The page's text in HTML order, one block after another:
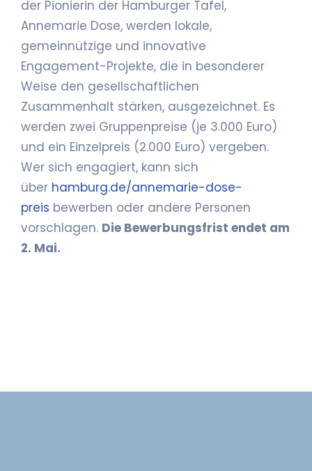
der Pionierin der Hamburger Tafel,
Annemarie Dose, werden lokale,
gemeinnützige und innovative
Engagement-Projekte, die in besonderer
Weise den gesellschaftlichen
Zusammenhalt stärken, ausgezeichnet. Es
werden zwei Gruppenpreise (je 3.000 Euro)
und ein Einzelpreis (2.000 Euro) vergeben.
Wer sich engagiert, kann sich
über hamburg.de/annemarie-dose-
preis bewerben oder andere Personen
vorschlagen. Die Bewerbungsfrist endet am
2. Mai.